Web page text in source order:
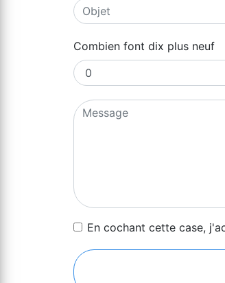
Combien font dix plus neuf
En cochant cette case,